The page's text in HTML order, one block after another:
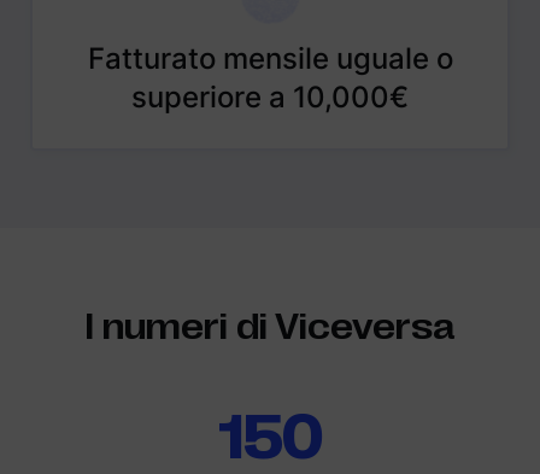
Fatturato mensile uguale o
superiore a 10,000€
I numeri di Viceversa
150